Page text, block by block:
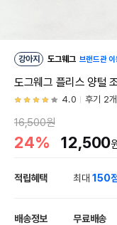
강아지 도그웨그 브랜드관 이
도그웨그 플리스 양털
4.0 후기 2개
16,500원
24% 12,500
적립혜택 최대150
배송정보 무료배송